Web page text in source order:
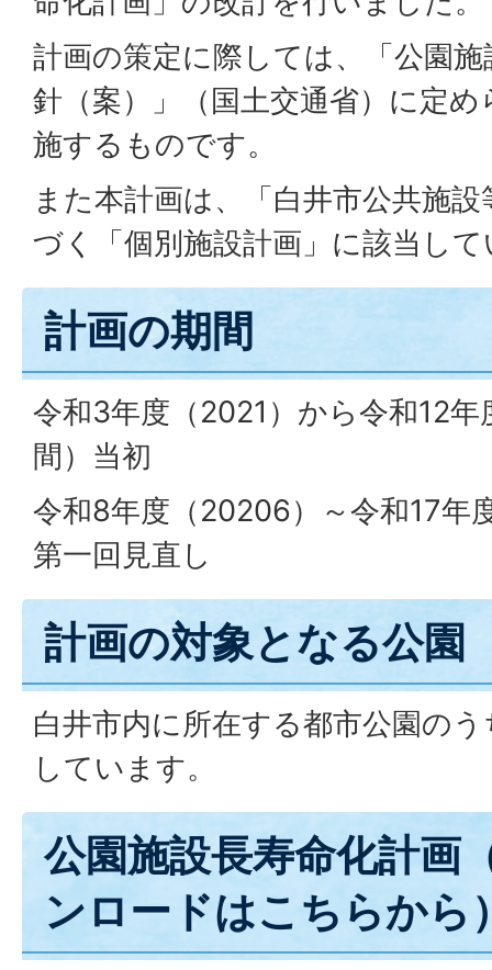
計画の策定に際しては、「公園
針（案）」（国土交通省）に定
施するものです。
また本計画は、「白井市公共施
づく「個別施設計画」に該当し
計画の期間
令和3年度（2021）から令和12
間）当初
令和8年度（20206）～令和17年
第一回見直し
計画の対象となる公園
白井市内に所在する都市公園の
しています。
公園施設長寿命化計画
ンロードはこちらから